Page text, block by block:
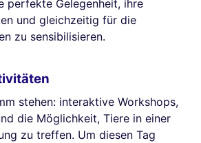
perfekte Gelegenheit, ihre
und gleichzeitig für die
zu sensibilisieren.
stehen: interaktive Workshops,
die Möglichkeit, Tiere in einer
zu treffen. Um diesen Tag